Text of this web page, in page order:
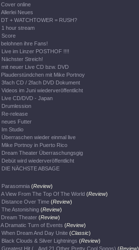
Cover online
Allerlei Neues
DT + WATCHTOWER = RUSH?
1 hour stream
Score
belohnen ihre Fans!
Live im Linzer POSTHOF !!!!
Nächster Streich!
mit neuer Live CD bzw. DVD
Plauderstündchen mit Mike Portnoy
3fach CD / 2fach DVD Dokument
Videos im Juni wiederveröffentlicht
Live CD/DVD - Japan
Drumlession
Re-release
neues Futter
Im Studio
Überraschen wieder einmal live
Mike Portnoy in Puerto Rico
Dream Theater Überraschungsgig
Debüt wird wiederveröffentlicht
DIE NÄCHSTE ABSAGE
Parasomnia (Review)
A View From The Top Of The World (Review)
Distance Over Time (Review)
The Astonishing (Review)
Dream Theater (Review)
A Dramatic Turn of Events (Review)
When Dream And Day Unite (Classic)
Black Clouds & Silver Lightnings (Review)
Greatest Hit (...And 21 Other Pretty Cool Songs) (Review)